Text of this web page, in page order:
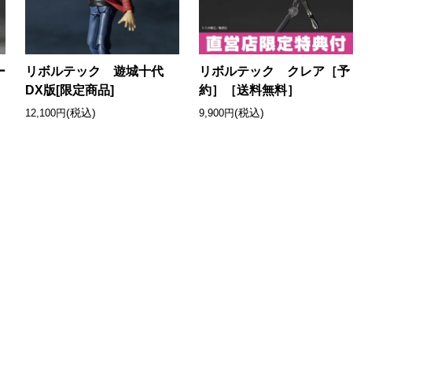
リボルテック 遊城十代
DX版[限定商品]
12,100円(税込)
リボルテック クレア［予
約］［送料無料］
9,900円(税込)